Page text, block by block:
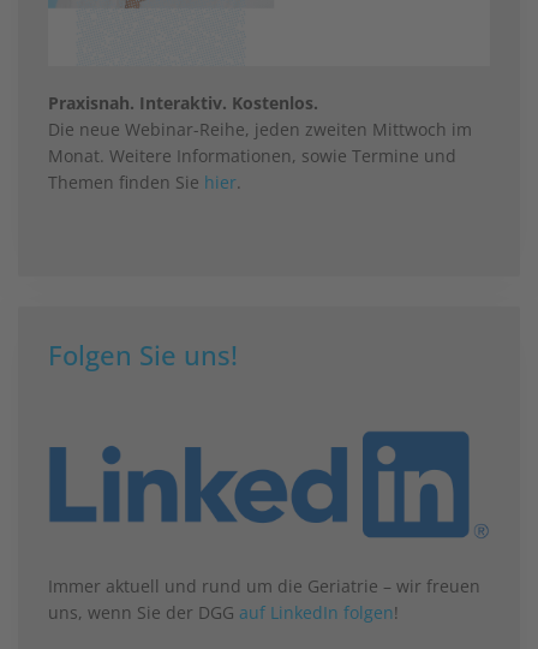
Praxisnah. Interaktiv. Kostenlos.
Die neue Webinar-Reihe, jeden zweiten Mittwoch im
Monat. Weitere Informationen, sowie Termine und
Themen finden Sie hier.
Folgen Sie uns!
Immer aktuell und rund um die Geriatrie – wir freuen
uns, wenn Sie der DGG auf LinkedIn folgen!